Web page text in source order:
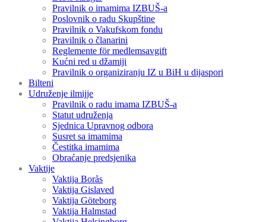
Pravilnik o imamima IZBUŠ-a
Poslovnik o radu Skupštine
Pravilnik o Vakufskom fondu
Pravilnik o članarini
Reglemente för medlemsavgift
Kućni red u džamiji
Pravilnik o organiziranju IZ u BiH u dijaspori
Bilteni
Udruženje ilmijje
Pravilnik o radu imama IZBUŠ-a
Statut udruženja
Sjednica Upravnog odbora
Susret sa imamima
Čestitka imamima
Obraćanje predsjenika
Vaktije
Vaktija Borås
Vaktija Gislaved
Vaktija Göteborg
Vaktija Halmstad